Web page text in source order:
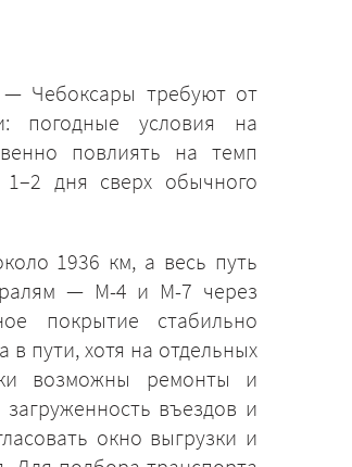
Чебоксары требуют от
погодные условия на
повлиять на темп
дня сверх обычного
1936 км, а весь путь
— М-4 и М-7 через
покрытие стабильно
пути, хотя на отдельных
возможны ремонты и
въездов и
окно выгрузки и